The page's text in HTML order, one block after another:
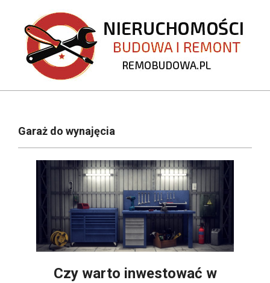
content
REMOBUDOWA.PL
NavigationGaraż do wynajęcia
Czy warto inwestować w